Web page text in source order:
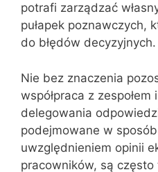
potrafi zarządzać
pułapek poznawczych,
do błędów decyzyjnych.
Nie bez znaczenia
współpraca z
delegowania
podejmowane w
uwzględnieniem opinii
pracowników, są często